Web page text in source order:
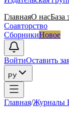
ГлавнаяО насБаза
Соавторство
СборникиНовое
ВойтиОставить
РУ
Главная/Журналы